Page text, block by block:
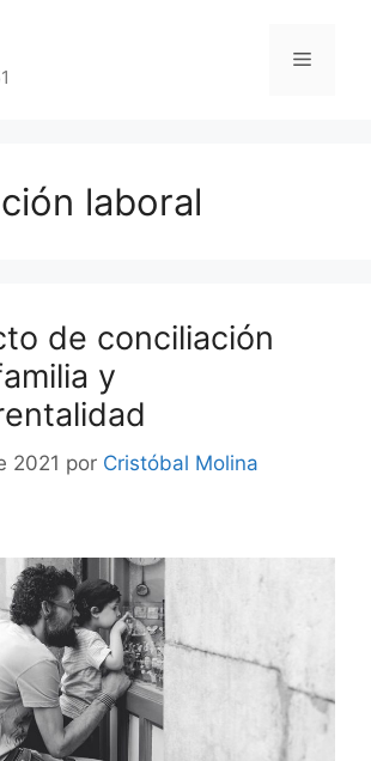
laboral
de conciliación
y
2021 por Cristóbal Molina